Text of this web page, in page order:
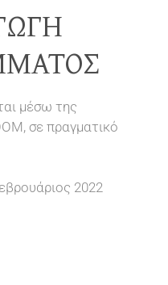
μέσω της
σε πραγματικό
2022